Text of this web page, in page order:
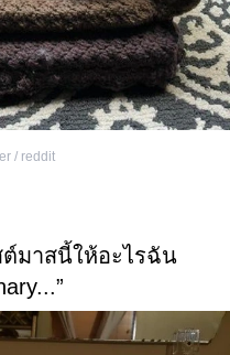
/ reddit
มาสนี้ให้อะไรฉัน